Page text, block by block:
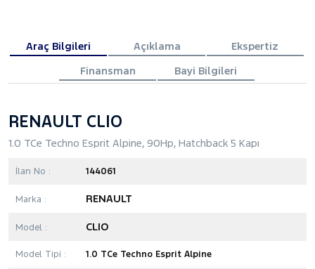
Araç Bilgileri Açıklama
Ekspertiz
Finansman
Bayi Bilgileri
RENAULT CLIO
1.0 TCe Techno Esprit Alpine, 90Hp, Hatchback 5 Kapı
İlan No : 144061
Marka : RENAULT
Model : CLIO
Model Tipi : 1.0 TCe Techno Esprit Alpine